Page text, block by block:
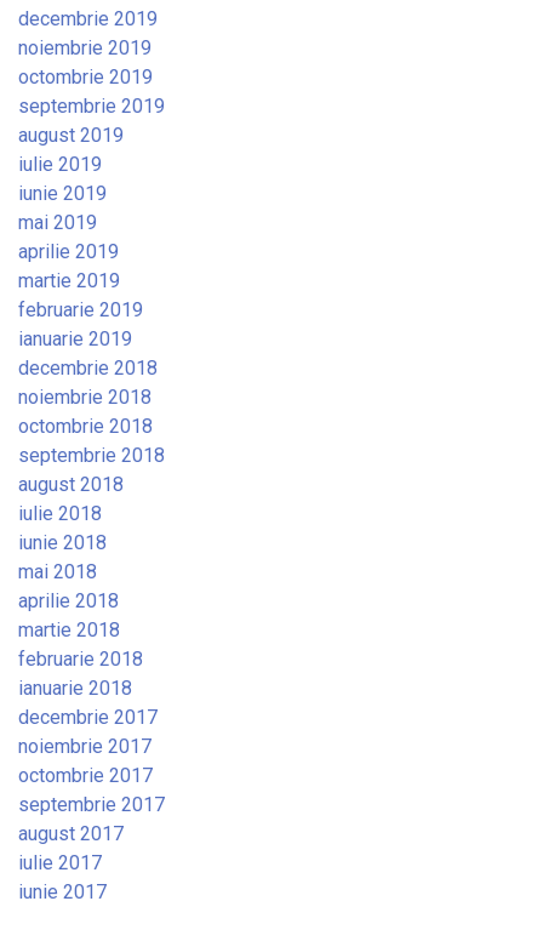
decembrie 2019
noiembrie 2019
octombrie 2019
septembrie 2019
august 2019
iulie 2019
iunie 2019
mai 2019
aprilie 2019
martie 2019
februarie 2019
ianuarie 2019
decembrie 2018
noiembrie 2018
octombrie 2018
septembrie 2018
august 2018
iulie 2018
iunie 2018
mai 2018
aprilie 2018
martie 2018
februarie 2018
ianuarie 2018
decembrie 2017
noiembrie 2017
octombrie 2017
septembrie 2017
august 2017
iulie 2017
iunie 2017